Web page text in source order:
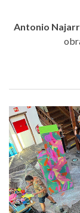
Antonio